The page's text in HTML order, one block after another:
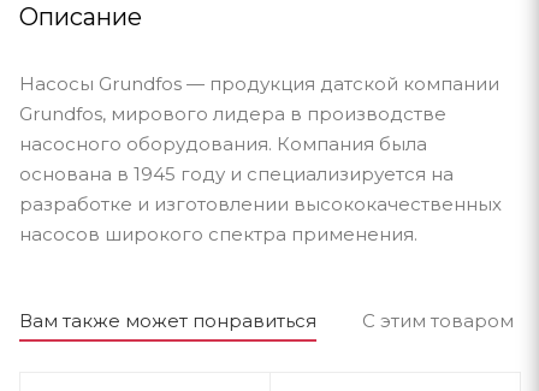
Описание
Насосы Grundfos — продукция датской компании
Grundfos, мирового лидера в производстве
насосного оборудования. Компания была
основана в 1945 году и специализируется на
разработке и изготовлении высококачественных
насосов широкого спектра применения.
Вам также может понравиться С этим товаром